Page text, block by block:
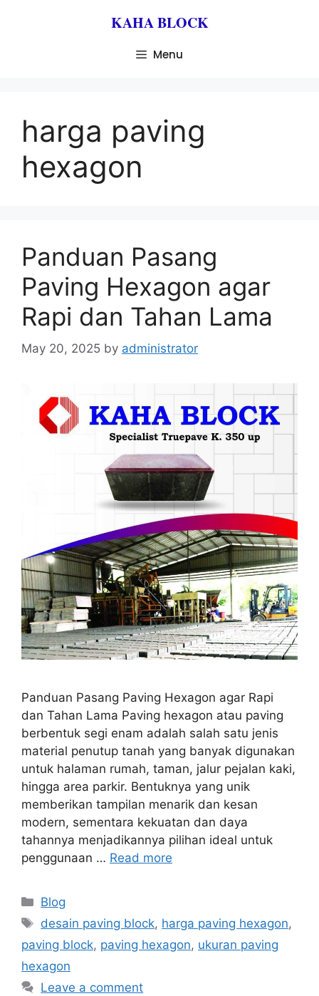
KAHA BLOCK
Menu
harga paving
hexagon
Panduan Pasang
Paving Hexagon agar
Rapi dan Tahan Lama
May 20, 2025 by administrator
Panduan Pasang Paving Hexagon agar Rapi
dan Tahan Lama Paving hexagon atau paving
berbentuk segi enam adalah salah satu jenis
material penutup tanah yang banyak digunakan
untuk halaman rumah, taman, jalur pejalan kaki,
hingga area parkir. Bentuknya yang unik
memberikan tampilan menarik dan kesan
modern, sementara kekuatan dan daya
tahannya menjadikannya pilihan ideal untuk
penggunaan … Read more
Blog
desain paving block, harga paving hexagon,
paving block, paving hexagon, ukuran paving
hexagon
Leave a comment